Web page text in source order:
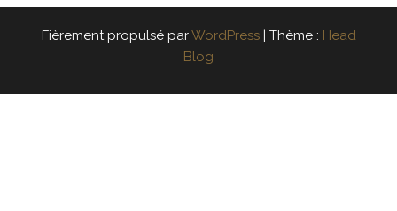
Fièrement propulsé parWordPress Thème : Head
Blog